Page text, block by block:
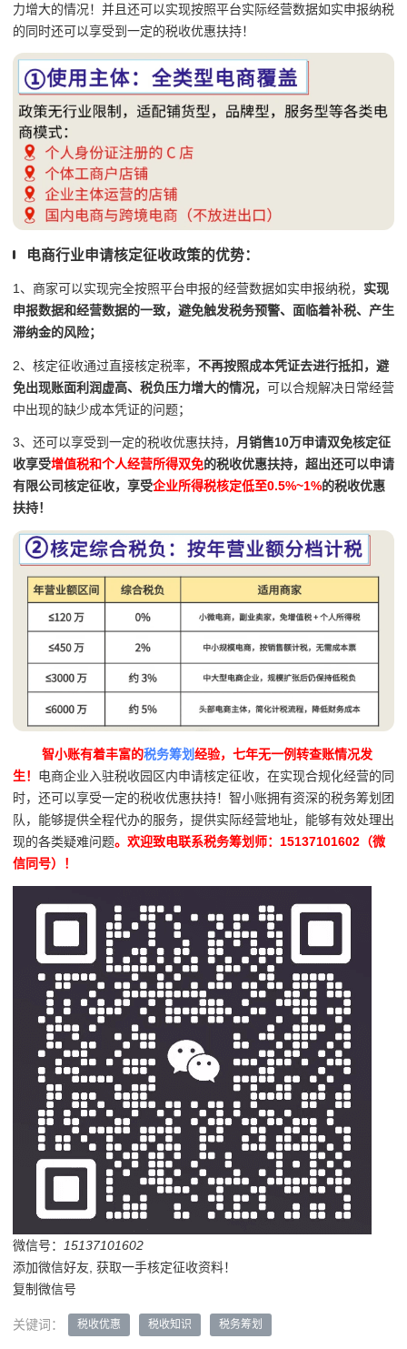
力增大的情况！并且还可以实现按照平台实际经营数据如实申报纳税
的同时还可以享受到一定的税收优惠扶持！
电商行业申请核定征收政策的优势：
1、商家可以实现完全按照平台申报的经营数据如实申报纳税， 实现
申报数据和经营数据的一致，避免触发税务预警、面临着补税、产生
滞纳金的风险；
2、核定征收通过直接核定税率， 不再按照成本凭证去进行抵扣，避
免出现账面利润虚高、税负压力增大的情况， 可以合规解决日常经营
中出现的缺少成本凭证的问题；
3、还可以享受到一定的税收优惠扶持， 月销售10万申请双免核定征
收享受增值税和个人经营所得双免的税收优惠扶持，超出还可以申请
有限公司核定征收，享受企业所得税核定低至0.5%~1%的税收优惠
扶持！
智小账有着丰富的税务筹划经验，七年无一例转查账情况发
生！ 电商企业入驻税收园区内申请核定征收，在实现合规化经营的同
时，还可以享受一定的税收优惠扶持！智小账拥有资深的税务筹划团
队，能够提供全程代办的服务，提供实际经营地址，能够有效处理出
现的各类疑难问题。欢迎致电联系税务筹划师：15137101602（微
信同号）！
微信号：
15137101602
添加微信好友, 获取一手核定征收资料！
复制微信号
关键词： 税收优惠 税收知识 税务筹划